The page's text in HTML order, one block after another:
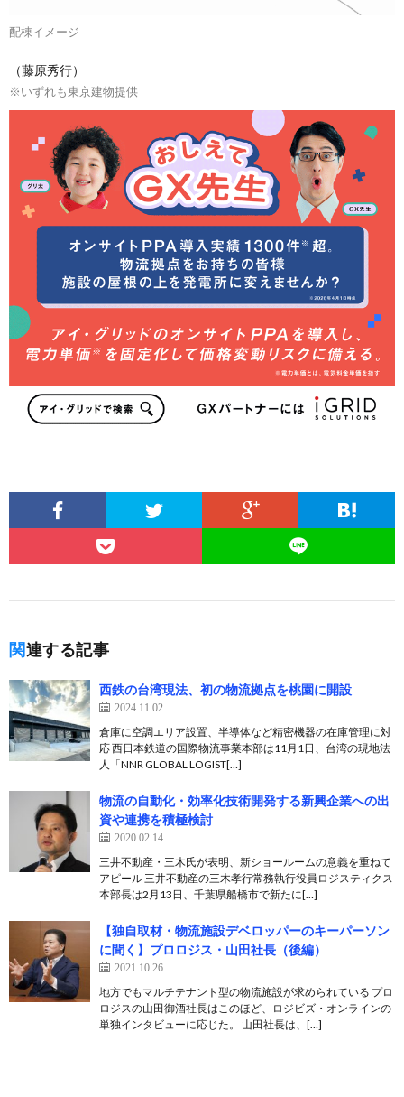
配棟イメージ
（藤原秀行）
※いずれも東京建物提供
関連する記事
西鉄の台湾現法、初の物流拠点を桃園に開設
2024.11.02
倉庫に空調エリア設置、半導体など精密機器の在庫管理に対
応 西日本鉄道の国際物流事業本部は11月1日、台湾の現地法
人「NNR GLOBAL LOGIST[…]
物流の自動化・効率化技術開発する新興企業への出
資や連携を積極検討
2020.02.14
三井不動産・三木氏が表明、新ショールームの意義を重ねて
アピール 三井不動産の三木孝行常務執行役員ロジスティクス
本部長は2月13日、千葉県船橋市で新たに[…]
【独自取材・物流施設デベロッパーのキーパーソン
に聞く】プロロジス・山田社長（後編）
2021.10.26
地方でもマルチテナント型の物流施設が求められている プロ
ロジスの山田御酒社長はこのほど、ロジビズ・オンラインの
単独インタビューに応じた。 山田社長は、[…]